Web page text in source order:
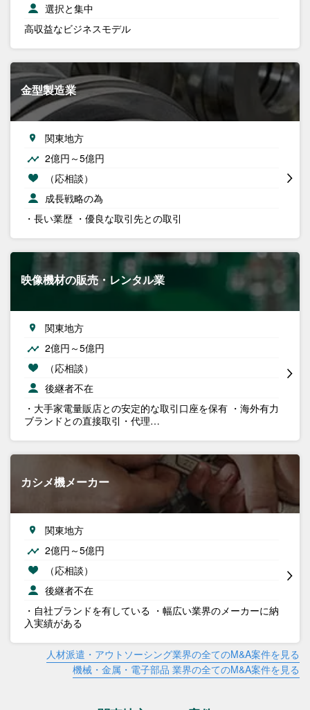
選択と集中
高収益なビジネスモデル
金型製造業
関東地方
2億円～5億円
（応相談）
成長戦略の為
・長い業歴 ・優良な取引先との取引
映像機材の販売・レンタル業
関東地方
2億円～5億円
（応相談）
後継者不在
・大手家電量販店との安定的な取引口座を保有 ・海外有力
ブランドとの直接取引・代理…
カシメ機メーカー
関東地方
2億円～5億円
（応相談）
後継者不在
・自社ブランドを有している ・幅広い業界のメーカーに納
入実績がある
人材派遣・アウトソーシング業界の全てのM&A案件を見る
機械・金属・電子部品 業界の全てのM&A案件を見る